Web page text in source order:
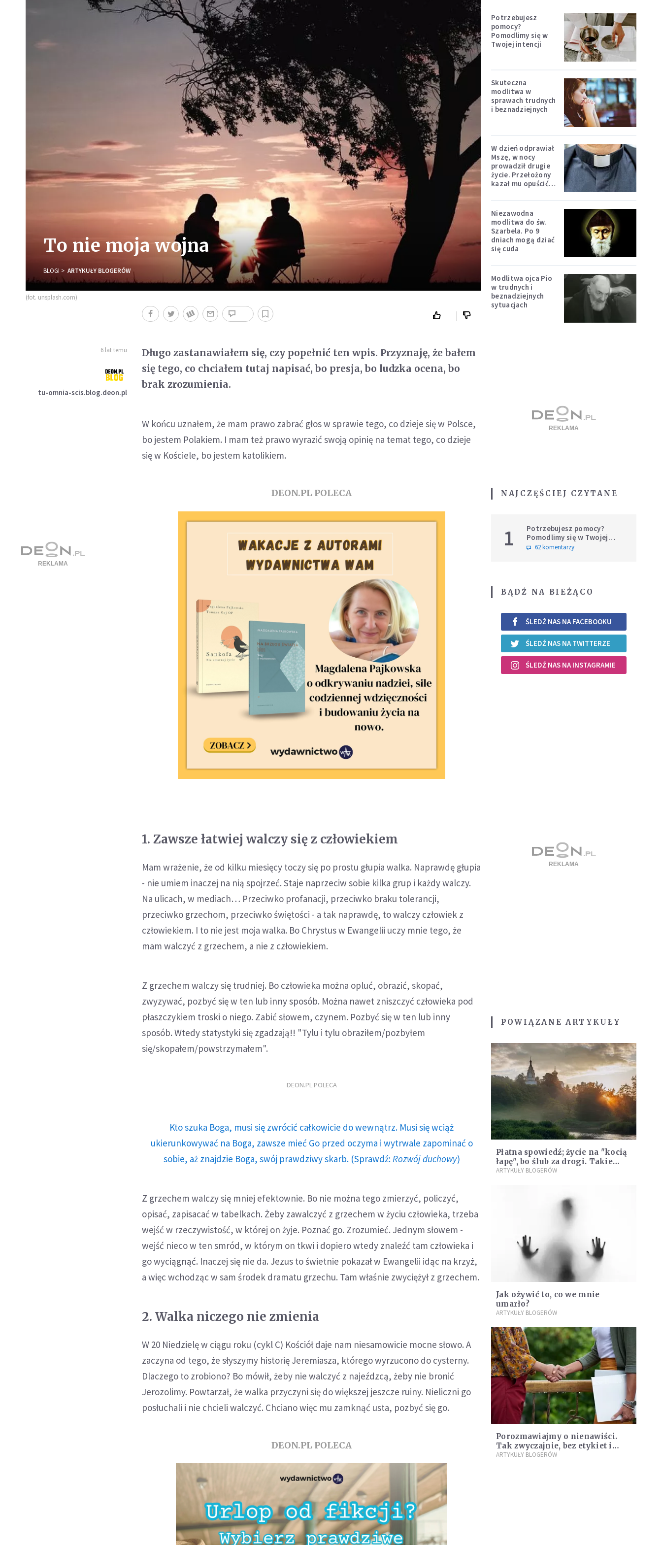
To nie moja wojna
BLOGI ARTYKUŁY BLOGERÓW
(fot. unsplash.com)
6 lat temu
tu-omnia-scis.blog.deon.pl
Długo zastanawiałem się, czy popełnić ten wpis. Przyznaję, że bałem
się tego, co chciałem tutaj napisać, bo presja, bo ludzka ocena, bo
brak zrozumienia.
W końcu uznałem, że mam prawo zabrać głos w sprawie tego, co dzieje się w Polsce,
bo jestem Polakiem. I mam też prawo wyrazić swoją opinię na temat tego, co dzieje
się w Kościele, bo jestem katolikiem.
DEON.PL POLECA
1. Zawsze łatwiej walczy się z człowiekiem
Mam wrażenie, że od kilku miesięcy toczy się po prostu głupia walka. Naprawdę głupia
- nie umiem inaczej na nią spojrzeć. Staje naprzeciw sobie kilka grup i każdy walczy.
Na ulicach, w mediach… Przeciwko profanacji, przeciwko braku tolerancji,
przeciwko grzechom, przeciwko świętości - a tak naprawdę, to walczy człowiek z
człowiekiem. I to nie jest moja walka. Bo Chrystus w Ewangelii uczy mnie tego, że
mam walczyć z grzechem, a nie z człowiekiem.
Z grzechem walczy się trudniej. Bo człowieka można opluć, obrazić, skopać,
zwyzywać, pozbyć się w ten lub inny sposób. Można nawet zniszczyć człowieka pod
płaszczykiem troski o niego. Zabić słowem, czynem. Pozbyć się w ten lub inny
sposób. Wtedy statystyki się zgadzają!! "Tylu i tylu obraziłem/pozbyłem
się/skopałem/powstrzymałem".
DEON.PL POLECA
Kto szuka Boga, musi się zwrócić całkowicie do wewnątrz. Musi się wciąż
ukierunkowywać na Boga, zawsze mieć Go przed oczyma i wytrwale zapominać o
sobie, aż znajdzie Boga, swój prawdziwy skarb. (Sprawdź: Rozwój duchowy)
Z grzechem walczy się mniej efektownie. Bo nie można tego zmierzyć, policzyć,
opisać, zapisacać w tabelkach. Żeby zawalczyć z grzechem w życiu człowieka, trzeba
wejść w rzeczywistość, w której on żyje. Poznać go. Zrozumieć. Jednym słowem -
wejść nieco w ten smród, w którym on tkwi i dopiero wtedy znaleźć tam człowieka i
go wyciągnąć. Inaczej się nie da. Jezus to świetnie pokazał w Ewangelii idąc na krzyż,
a więc wchodząc w sam środek dramatu grzechu. Tam właśnie zwyciężył z grzechem.
2. Walka niczego nie zmienia
W 20 Niedzielę w ciągu roku (cykl C) Kościół daje nam niesamowicie mocne słowo. A
zaczyna od tego, że słyszymy historię Jeremiasza, którego wyrzucono do cysterny.
Dlaczego to zrobiono? Bo mówił, żeby nie walczyć z najeźdzcą, żeby nie bronić
Jerozolimy. Powtarzał, że walka przyczyni się do większej jeszcze ruiny. Nieliczni go
posłuchali i nie chcieli walczyć. Chciano więc mu zamknąć usta, pozbyć się go.
DEON.PL POLECA
Potrzebujesz
pomocy?
Pomodlimy się w
Twojej intencji
Skuteczna
modlitwa w
sprawach trudnych
i beznadziejnych
W dzień odprawiał
Mszę, w nocy
prowadził drugie
życie. Przełożony
kazał mu opuścić
Niezawodna
modlitwa do św.
Szarbela. Po 9
dniach mogą dziać
się cuda
Modlitwa ojca Pio
w trudnych i
beznadziejnych
sytuacjach
NAJCZĘŚCIEJ CZYTANE
1
Potrzebujesz pomocy?
Pomodlimy się w Twojej
intencji
62 komentarzy
BĄDŹ NA BIEŻĄCO
ŚLEDŹ NAS NA FACEBOOKU
ŚLEDŹ NAS NA TWITTERZE
ŚLEDŹ NAS NA INSTAGRAMIE
POWIĄZANE ARTYKUŁY
Płatna spowiedź; życie na "kocią
łapę", bo ślub za drogi. Takie
były problemy parafian na
ARTYKUŁY BLOGERÓW
Jak ożywić to, co we mnie
umarło?
ARTYKUŁY BLOGERÓW
Porozmawiajmy o nienawiści.
Tak zwyczajnie, bez etykiet i
barw klubowych
ARTYKUŁY BLOGERÓW